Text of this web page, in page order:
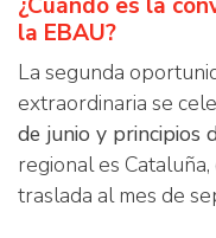
la EBAU?
La segunda
extraordinaria se
de junio y principios
regional es
traslada al mes de